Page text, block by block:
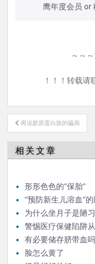
鹰年度会员 or
～～
！！！转载请
文
章
导
航
再说胶原蛋白肽的骗局
相关文章
形形色色的“保胎”
“预防新生儿溶血”
为什么坐月子是陋
警惕医疗保健陷阱
有必要储存脐带血
脸怎么黄了